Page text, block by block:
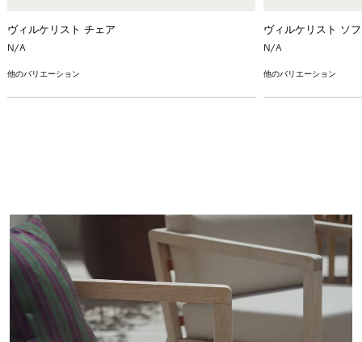
ヴィルケリスト チェア
N/A
他のバリエーション
ヴィルケリスト ソ
N/A
他のバリエーション